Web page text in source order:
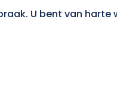
U bent van